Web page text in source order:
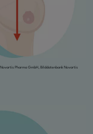
Novartis Pharma GmbH, Bilddatenbank Novartis